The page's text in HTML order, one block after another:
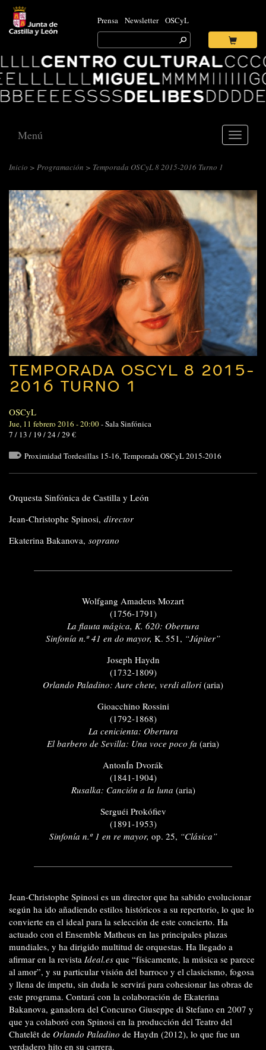
Prensa Newsletter OSCyL
Search
for:
Ok
Centro
Cultural
Miguel
Delibes
Toggle
Menú
Inicio > Programación > Temporada OSCyL 8 2015-2016 Turno 1
TEMPORADA OSCYL 8 2015-
2016 TURNO 1
OSCyL
Jue, 11 febrero 2016 - 20:00-Sala Sinfónica
7 / 13 / 19 / 24 / 29 €
Proximidad Tordesillas 15-16,Temporada OSCyL 2015-2016
Orquesta Sinfónica de Castilla y León
Jean-Christophe Spinosi, director
Ekaterina Bakanova, soprano
Wolfgang Amadeus Mozart
(1756-1791)
La flauta mágica, K. 620: Obertura
Sinfonía n.º 41 en do mayor, K. 551, “Júpiter”
Joseph Haydn
(1732-1809)
Orlando Paladino: Aure chete, verdi allori (aria)
Gioacchino Rossini
(1792-1868)
La cenicienta: Obertura
El barbero de Sevilla: Una voce poco fa (aria)
AntonÍn Dvorák
(1841-1904)
Rusalka: Canción a la luna (aria)
Serguéi Prokófiev
(1891-1953)
Sinfonía n.º 1 en re mayor, op. 25, “Clásica”
Jean-Christophe Spinosi es un director que ha sabido evolucionar
según ha ido añadiendo estilos históricos a su repertorio, lo que lo
convierte en el ideal para la selección de este concierto. Ha
actuado con el Ensemble Matheus en las principales plazas
mundiales, y ha dirigido multitud de orquestas. Ha llegado a
afirmar en la revista Ideal.es que “físicamente, la música se parece
al amor”, y su particular visión del barroco y el clasicismo, fogosa
y llena de ímpetu, sin duda le servirá para cohesionar las obras de
este programa. Contará con la colaboración de Ekaterina
Bakanova, ganadora del Concurso Giuseppe di Stefano en 2007 y
que ya colaboró con Spinosi en la producción del Teatro del
Chatelêt de Orlando Paladino de Haydn (2012), lo que fue un
verdadero hito en su carrera.